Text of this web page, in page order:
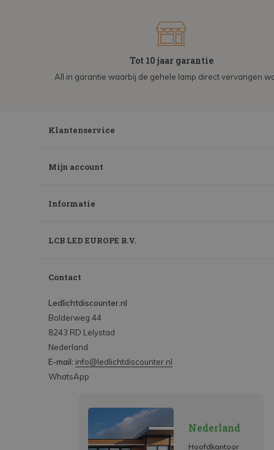
Tot 10 jaar garantie
All in garantie waarbij de gehele lamp direct vervangen
Klantenservice
Mijn account
Informatie
LCB LED EUROPE B.V.
Contact
Ledlichtdiscounter.nl
Bolderweg 44
8243 RD Lelystad
Nederland
E-mail: info@ledlichtdiscounter.nl
WhatsApp
Nederland
Hoofdkantoor